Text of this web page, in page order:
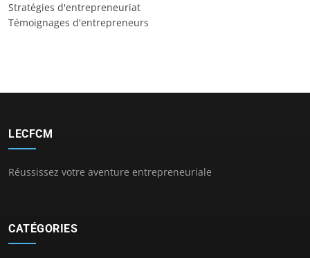
Stratégies d'entrepreneuriat
Témoignages d'entrepreneurs
LECFCM
Réussissez votre aventure entrepreneuriale
CATÉGORIES